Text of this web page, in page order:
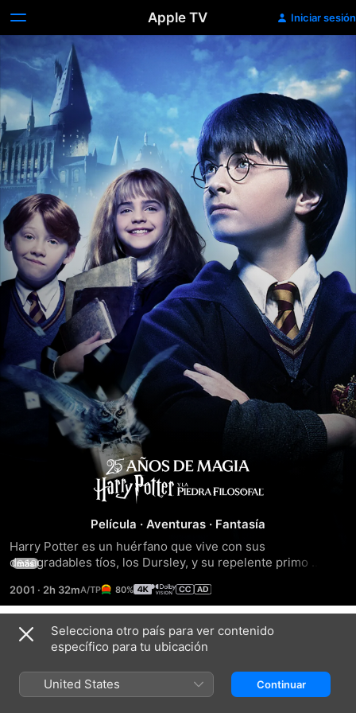
Apple TV Iniciar sesión
Harry
Potter
y
la
piedra
filosofal
Película · Aventuras · Fantasía
Harry Potter es un huérfano que vive con sus
desagradables tíos, los Dursley, y su repelente primo
esperanzas de recibir algún regalo, ya que nunca nadie se
acuerda de él. Sin embargo, pocos días antes de su
cumpleaños, una serie de misteriosas cartas dirigidas a él y
escritas con una estridente tinta verde rompen la
monotonía de su vida: Harry es un mago y sus padres
también lo eran.
más
2001 · 2h 32m 80%
Tráileres
Selecciona otro país para ver contenido
específico para tu ubicación
United States Continuar